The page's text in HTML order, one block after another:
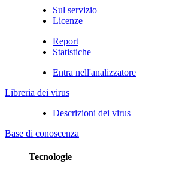
Sul servizio
Licenze
Report
Statistiche
Entra nell'analizzatore
Libreria dei virus
Descrizioni dei virus
Base di conoscenza
Tecnologie